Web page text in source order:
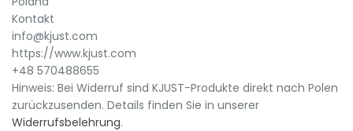
Kontakt
info@kjust.com
https://www.kjust.com
+48 570488655
Hinweis: Bei Widerruf sind KJUST-Produkte direkt nach Polen
zurückzusenden. Details finden Sie in unserer
Widerrufsbelehrung.